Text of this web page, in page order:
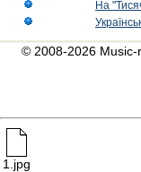
На
© 2008-2026 Music-
1.jpg